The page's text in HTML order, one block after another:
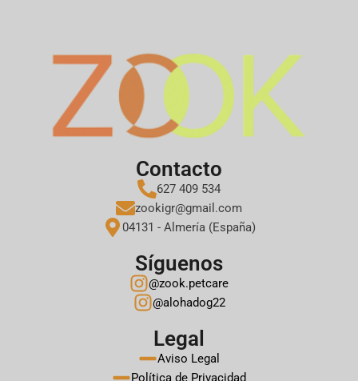
Contacto
627 409 534
zookigr@gmail.com
04131 - Almería (España)
Síguenos
@zook.petcare
@alohadog22
Legal
Aviso Legal
Política de Privacidad